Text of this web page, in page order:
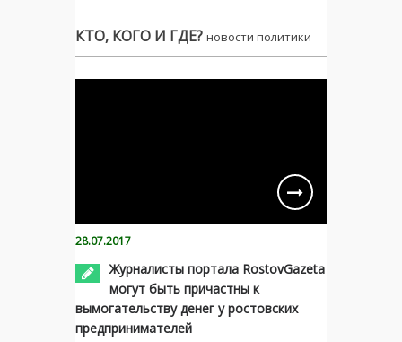
КТО, КОГО И ГДЕ? новости политики
28.07.2017
Журналисты портала RostovGazeta
могут быть причастны к
вымогательству денег у ростовских
предпринимателей